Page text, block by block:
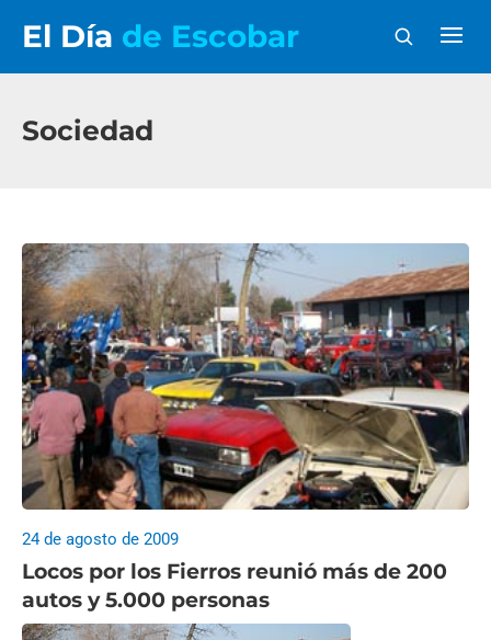
El Día de Escobar
Sociedad
Locos por los Fierros reunió más de 200
autos y 5.000 personas
24 de agosto de 2009